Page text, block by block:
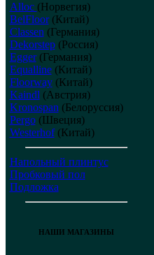
Alloc (Норвегия)
BelFloor(Китай)
Classen(Германия)
Dekorstep(Россия)
Egger(Германия)
Equalline(Китай)
Floorway(Китай)
Kaindl(Австрия)
Kronospan(Белоруссия)
Pergo(Швеция)
Westerhof(Китай)
Напольный плинтус
Пробковый пол
Подложка
НАШИ МАГАЗИНЫ